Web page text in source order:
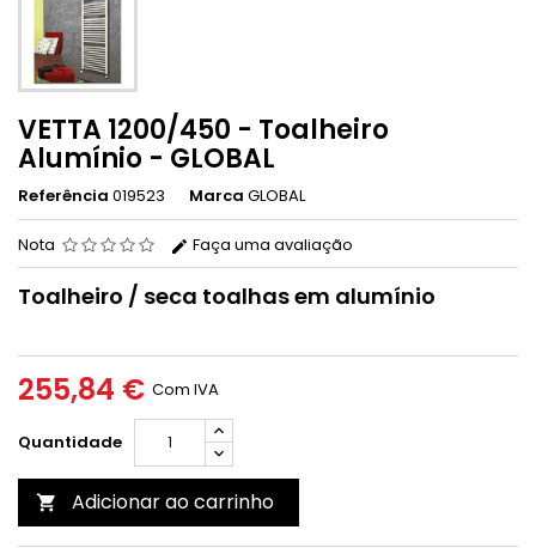
VETTA 1200/450 - Toalheiro
Alumínio - GLOBAL
Referência 019523 Marca GLOBAL
Nota Faça uma avaliação
Toalheiro / seca toalhas em alumínio
255,84 € Com IVA
Quantidade
 Adicionar ao carrinho